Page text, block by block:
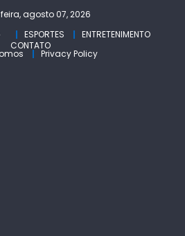
agosto 07, 2026
ESPORTES
ENTRETENIMENTO
CONTATO
Privacy Policy